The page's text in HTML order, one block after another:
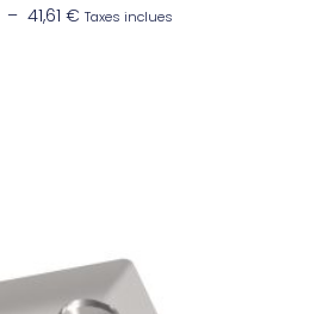
– 41,61 € Taxes inclues